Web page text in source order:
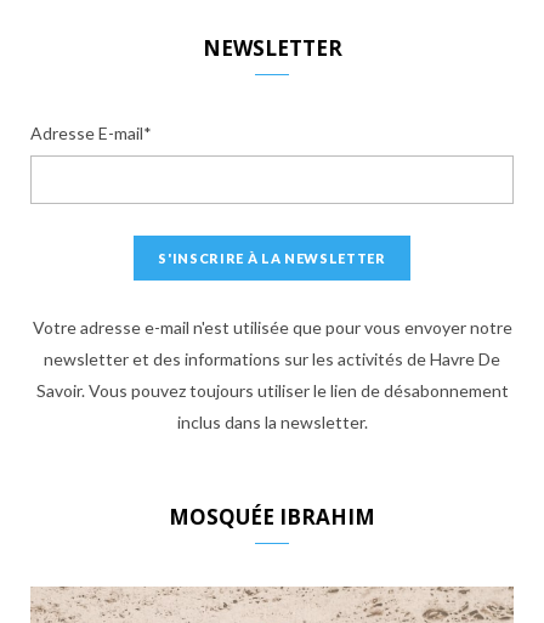
NEWSLETTER
Adresse E-mail*
Votre adresse e-mail n'est utilisée que pour vous envoyer notre
newsletter et des informations sur les activités de Havre De
Savoir. Vous pouvez toujours utiliser le lien de désabonnement
inclus dans la newsletter.
MOSQUÉE IBRAHIM